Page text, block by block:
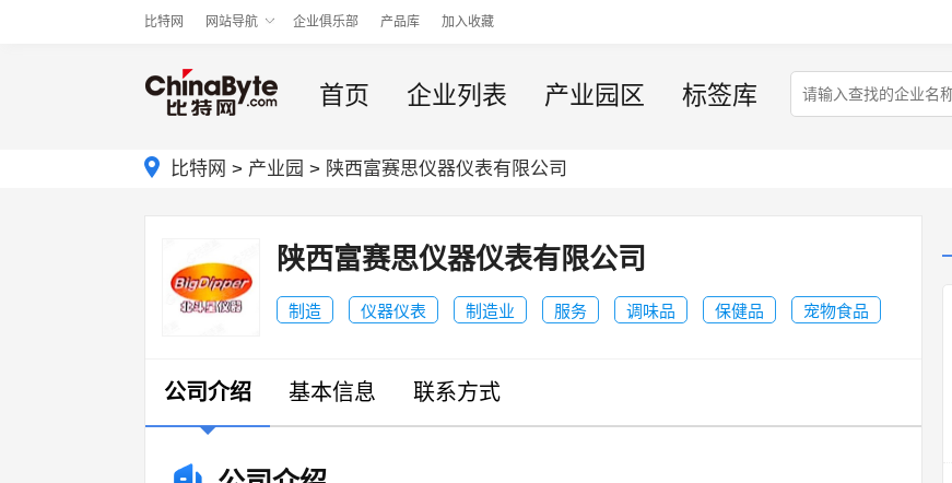
比特网 网站导航 企业俱乐部 产品库 加入收藏
首页 企业列表 产业园区 标签库
比特网 > 产业园 > 陕西富赛思仪器仪表有限公司
陕西富赛思仪器仪表有限公司
制造 仪器仪表 制造业 服务 调味品 保健品 宠物食品
公司介绍 基本信息 联系方式